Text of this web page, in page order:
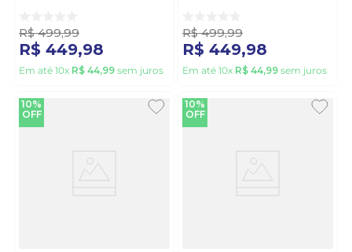
R$ 499,99
R$ 449,98
Em até 10x R$ 44,99 sem juros
R$ 499,99
R$ 449,98
Em até 10x R$ 44,99 sem juros
10%
OFF
10%
OFF